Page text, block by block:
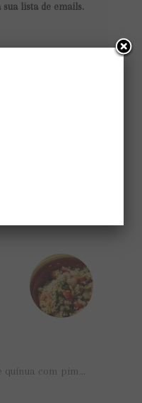
lista de emails.
Salada de quínua com pimentão e brócolis